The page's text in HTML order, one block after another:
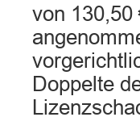
von 130,50
Doppelte